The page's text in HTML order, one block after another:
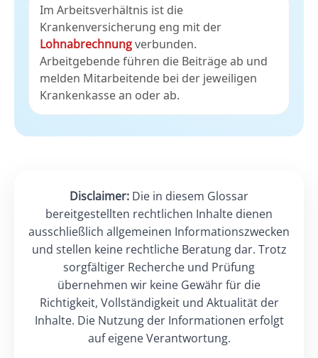
Im Arbeitsverhältnis ist die
Krankenversicherung eng mit der
Lohnabrechnungverbunden.
Arbeitgebende führen die Beiträge ab und
melden Mitarbeitende bei der jeweiligen
Krankenkasse an oder ab.
Disclaimer: Die in diesem Glossar
bereitgestellten rechtlichen Inhalte dienen
ausschließlich allgemeinen Informationszwecken
und stellen keine rechtliche Beratung dar. Trotz
sorgfältiger Recherche und Prüfung
übernehmen wir keine Gewähr für die
Richtigkeit, Vollständigkeit und Aktualität der
Inhalte. Die Nutzung der Informationen erfolgt
auf eigene Verantwortung.